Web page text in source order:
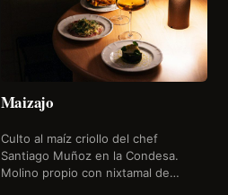
Maizajo
Culto al maíz criollo del chef
Santiago Muñoz en la Condesa.
Molino propio con nixtamal de